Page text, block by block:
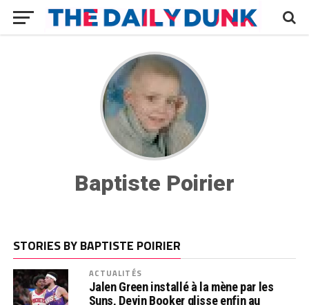
Baptiste Poirier
STORIES BY BAPTISTE POIRIER
ACTUALITÉS
Jalen Green installé à la mène par les
Suns, Devin Booker glisse enfin au